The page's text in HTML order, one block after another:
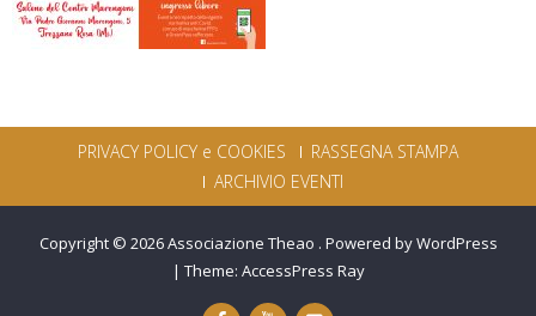
PRIVACY POLICY e COOKIES
RASSEGNA STAMPA
ARCHIVIO EVENTI
Copyright © 2026Associazione Theao . Powered by WordPress
| Theme: AccessPress Ray